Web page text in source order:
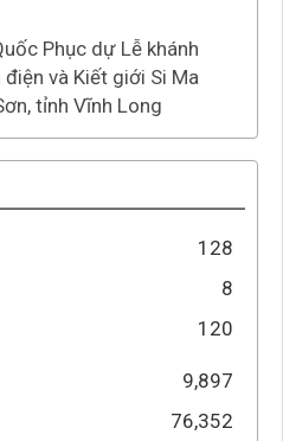
Phục dự Lễ khánh
điện và Kiết giới Si Ma
tỉnh Vĩnh Long
128
8
120
9,897
76,352